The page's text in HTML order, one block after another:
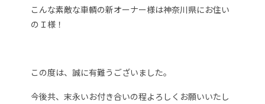
こんな素敵な車輌の新オーナー様は神奈川県にお住い
のＩ様！
この度は、誠に有難うございました。
今後共、末永いお付き合いの程よろしくお願いいたし